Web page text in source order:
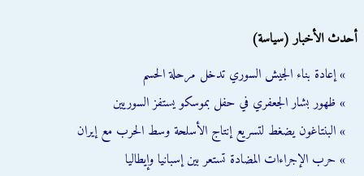
أحدث الأخبار (سياسة)
» إعادة بناء الجيش السوري تدخل مرحلة الحسم
» ظهور بشار الجعفري في حفل بموسكو يستفز السوريين
» البنتاغون يضغط لتسريع إنتاج الأسلحة وسط الحرب مع إيران
» حرب الإجراءات المضادة تستعر بين إسبانيا وإيطاليا